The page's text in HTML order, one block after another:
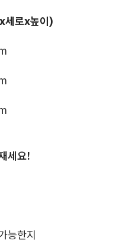
세로x높이)
세요!
능한지